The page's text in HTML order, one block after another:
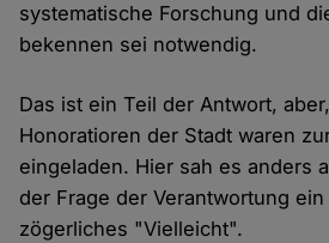
systematische Forschung und
bekennen sei notwendig.
Das ist ein Teil der Antwort,
Honoratioren der Stadt waren
eingeladen. Hier sah es anders
der Frage der Verantwortung
zögerliches "Vielleicht".